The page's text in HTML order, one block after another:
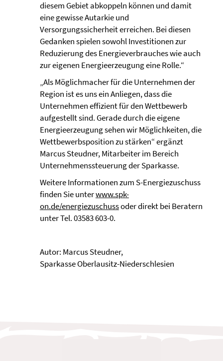
diesem Gebiet abkoppeln können und damit
eine gewisse Autarkie und
Versorgungssicherheit erreichen. Bei diesen
Gedanken spielen sowohl Investitionen zur
Reduzierung des Energieverbrauches wie auch
zur eigenen Energieerzeugung eine Rolle.“
„Als Möglichmacher für die Unternehmen der
Region ist es uns ein Anliegen, dass die
Unternehmen effizient für den Wettbewerb
aufgestellt sind. Gerade durch die eigene
Energieerzeugung sehen wir Möglichkeiten, die
Wettbewerbsposition zu stärken“ ergänzt
Marcus Steudner, Mitarbeiter im Bereich
Unternehmenssteuerung der Sparkasse.
Weitere Informationen zum S-Energiezuschuss
finden Sie unterwww.spk-
on.de/energiezuschussoder direkt bei Beratern
unter Tel. 03583 603-0.
Autor: Marcus Steudner,
Sparkasse Oberlausitz-Niederschlesien